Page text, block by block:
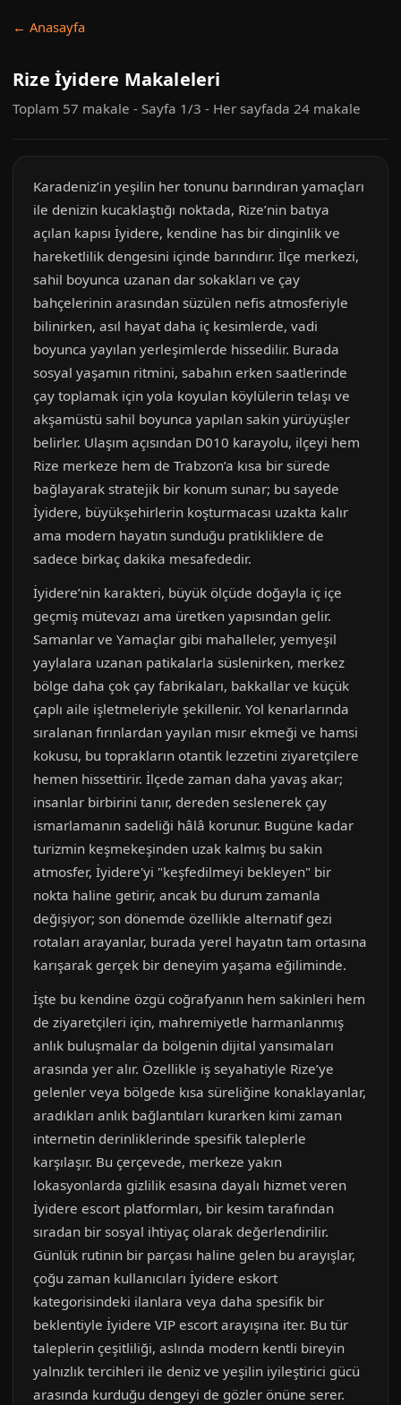
← Anasayfa
Rize İyidere Makaleleri
Toplam 57 makale - Sayfa 1/3 - Her sayfada 24 makale
Karadeniz’in yeşilin her tonunu barındıran yamaçları
ile denizin kucaklaştığı noktada, Rize’nin batıya
açılan kapısı İyidere, kendine has bir dinginlik ve
hareketlilik dengesini içinde barındırır. İlçe merkezi,
sahil boyunca uzanan dar sokakları ve çay
bahçelerinin arasından süzülen nefis atmosferiyle
bilinirken, asıl hayat daha iç kesimlerde, vadi
boyunca yayılan yerleşimlerde hissedilir. Burada
sosyal yaşamın ritmini, sabahın erken saatlerinde
çay toplamak için yola koyulan köylülerin telaşı ve
akşamüstü sahil boyunca yapılan sakin yürüyüşler
belirler. Ulaşım açısından D010 karayolu, ilçeyi hem
Rize merkeze hem de Trabzon’a kısa bir sürede
bağlayarak stratejik bir konum sunar; bu sayede
İyidere, büyükşehirlerin koşturmacası uzakta kalır
ama modern hayatın sunduğu pratikliklere de
sadece birkaç dakika mesafededir.
İyidere’nin karakteri, büyük ölçüde doğayla iç içe
geçmiş mütevazı ama üretken yapısından gelir.
Samanlar ve Yamaçlar gibi mahalleler, yemyeşil
yaylalara uzanan patikalarla süslenirken, merkez
bölge daha çok çay fabrikaları, bakkallar ve küçük
çaplı aile işletmeleriyle şekillenir. Yol kenarlarında
sıralanan fırınlardan yayılan mısır ekmeği ve hamsi
kokusu, bu toprakların otantik lezzetini ziyaretçilere
hemen hissettirir. İlçede zaman daha yavaş akar;
insanlar birbirini tanır, dereden seslenerek çay
ismarlamanın sadeliği hâlâ korunur. Bugüne kadar
turizmin keşmekeşinden uzak kalmış bu sakin
atmosfer, İyidere'yi "keşfedilmeyi bekleyen" bir
nokta haline getirir, ancak bu durum zamanla
değişiyor; son dönemde özellikle alternatif gezi
rotaları arayanlar, burada yerel hayatın tam ortasına
karışarak gerçek bir deneyim yaşama eğiliminde.
İşte bu kendine özgü coğrafyanın hem sakinleri hem
de ziyaretçileri için, mahremiyetle harmanlanmış
anlık buluşmalar da bölgenin dijital yansımaları
arasında yer alır. Özellikle iş seyahatiyle Rize’ye
gelenler veya bölgede kısa süreliğine konaklayanlar,
aradıkları anlık bağlantıları kurarken kimi zaman
internetin derinliklerinde spesifik taleplerle
karşılaşır. Bu çerçevede, merkeze yakın
lokasyonlarda gizlilik esasına dayalı hizmet veren
İyidere escort platformları, bir kesim tarafından
sıradan bir sosyal ihtiyaç olarak değerlendirilir.
Günlük rutinin bir parçası haline gelen bu arayışlar,
çoğu zaman kullanıcıları İyidere eskort
kategorisindeki ilanlara veya daha spesifik bir
beklentiyle İyidere VIP escort arayışına iter. Bu tür
taleplerin çeşitliliği, aslında modern kentli bireyin
yalnızlık tercihleri ile deniz ve yeşilin iyileştirici gücü
arasında kurduğu dengeyi de gözler önüne serer.